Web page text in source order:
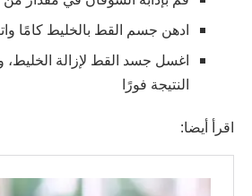
ادهن جسم القط بالخليط كامًا واتركه
اغسل جسد القط لإزالة الخليط،
النتيجة فورًا
اقرأ أيضا: